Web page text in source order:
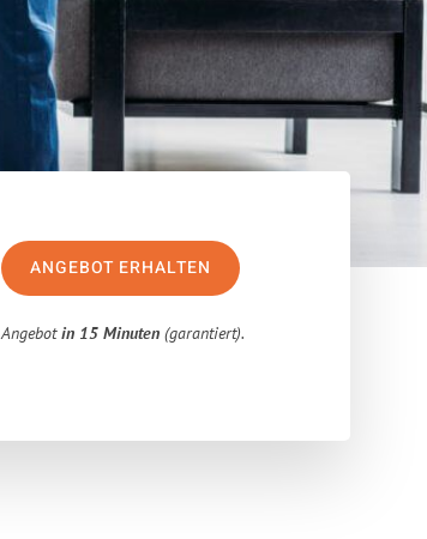
ANGEBOT ERHALTEN
Angebotin 15 Minuten (garantiert).